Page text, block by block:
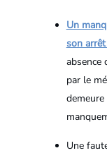
Un
son
absence
par le
Une